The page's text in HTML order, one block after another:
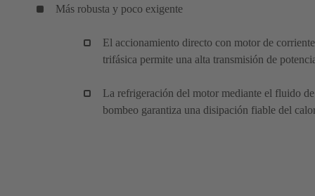
Más robusta y poco exigente
El accionamiento directo con motor de corriente
trifásica permite una alta transmisión de
La refrigeración del motor mediante el fluido de
bombeo garantiza una disipación fiable del